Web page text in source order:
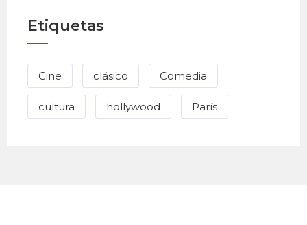
Etiquetas
Cine clásico Comedia
cultura hollywood París